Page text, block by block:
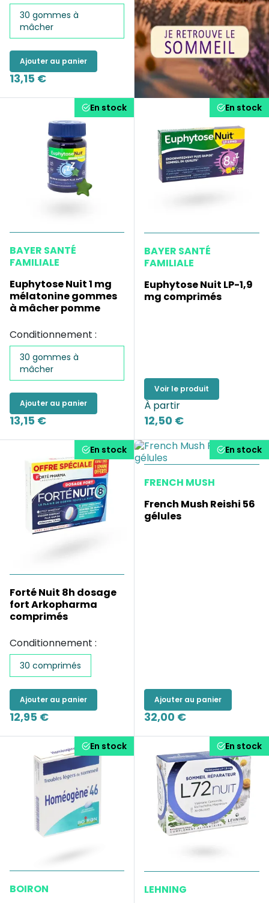
30 gommes à
mâcher
Ajouter au panier
13,15 €
En stock
BAYER SANTÉ
FAMILIALE
Euphytose Nuit 1 mg
mélatonine gommes
à mâcher pomme
Conditionnement :
30 gommes à
mâcher
Ajouter au panier
13,15 €
En stock
BAYER SANTÉ
FAMILIALE
Euphytose Nuit LP-1,9
mg comprimés
Voir le produit
À partir
12,50 €
En stock
Forté Nuit 8h dosage
fort Arkopharma
comprimés
Conditionnement :
30 comprimés
Ajouter au panier
12,95 €
En stock
FRENCH MUSH
French Mush Reishi 56
gélules
Ajouter au panier
32,00 €
En stock
BOIRON
En stock
LEHNING